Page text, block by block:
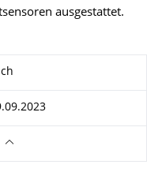
ausgestattet.